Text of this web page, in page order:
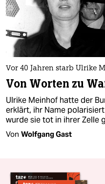
Vor 40 Jahren starb Ulrike
Von Worten zu
Ulrike Meinhof hatte der
erklärt, ihr Name
wurde sie tot in ihrer Zelle
Von Wolfgang Gast